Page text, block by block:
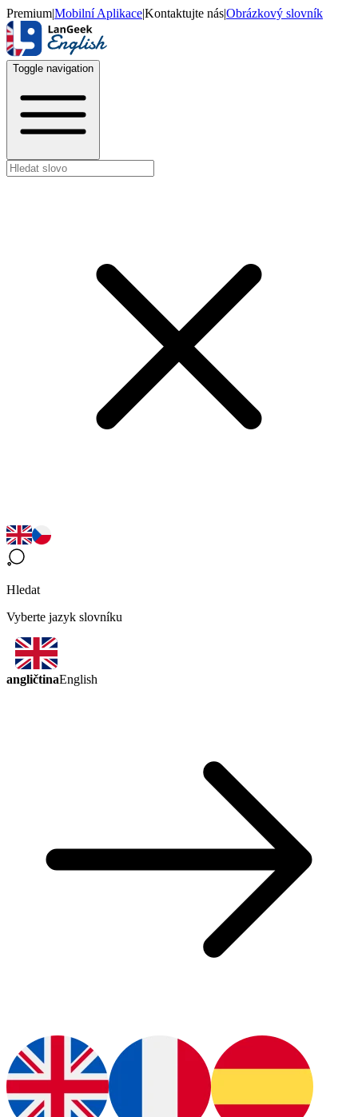
Premium|Mobilní Aplikace|Kontaktujte nás|Obrázkový slovník
Toggle navigation
Hledat
Vyberte jazyk slovníku
angličtinaEnglish